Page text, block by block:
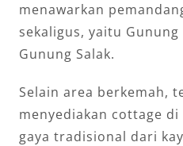
menawarkan
sekaligus, yaitu
Gunung Salak.
Selain area berkemah,
menyediakan cottage
gaya tradisional dari